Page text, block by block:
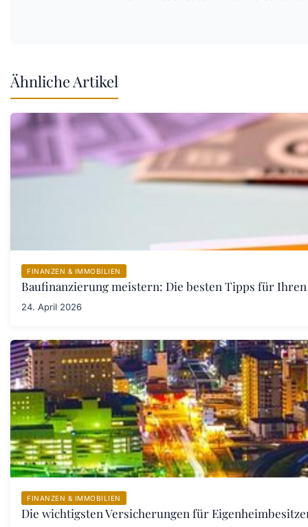
Ähnliche Artikel
FINANZEN & IMMOBILIEN
Baufinanzierung meistern: Die besten Tipps für
24. April 2026
FINANZEN & IMMOBILIEN
Die wichtigsten Versicherungen für